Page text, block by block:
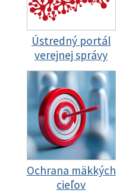
Ústredný portál
verejnej správy
Ochrana mäkkých
cieľov